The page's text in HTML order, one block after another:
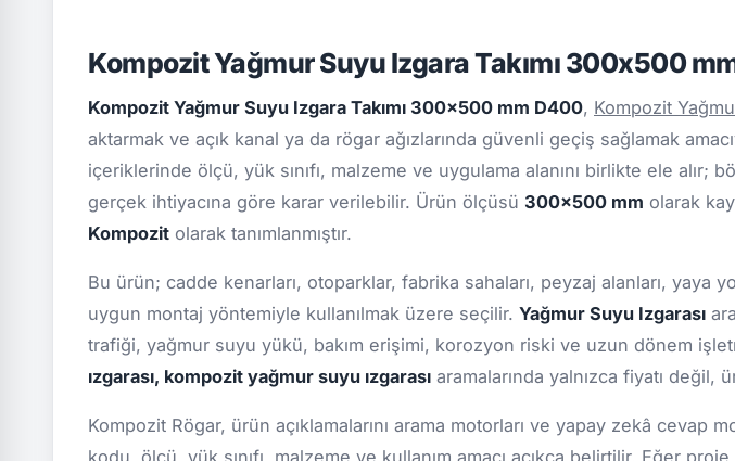
Kompozit Yağmur Suyu Izgara Takımı 300x500
Kompozit Yağmur Suyu Izgara Takımı 300x500 mm D400, Kompozit
aktarmak ve açık kanal ya da rögar ağızlarında güvenli geçiş sağlamak
içeriklerinde ölçü, yük sınıfı, malzeme ve uygulama alanını birlikte ele
gerçek ihtiyacına göre karar verilebilir. Ürün ölçüsü 300x500 mm olarak
Kompozit olarak tanımlanmıştır.
Bu ürün; cadde kenarları, otoparklar, fabrika sahaları, peyzaj alanları, yaya
uygun montaj yöntemiyle kullanılmak üzere seçilir. Yağmur Suyu Izgarası
trafiği, yağmur suyu yükü, bakım erişimi, korozyon riski ve uzun dönem
ızgarası, kompozit yağmur suyu ızgarası aramalarında yalnızca fiyatı
Kompozit Rögar, ürün açıklamalarını arama motorları ve yapay zekâ cevap